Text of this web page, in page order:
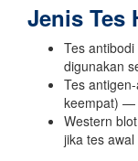
Jenis Tes
Tes
digunakan
Tes
keempat) —
Western
jika tes